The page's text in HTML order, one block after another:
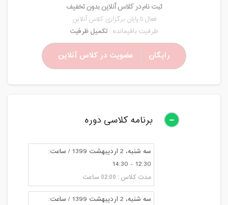
تخفیفهای مشارکتی
درباره ما
ثبت نام در کلاس آنلاین بدون تخفیف
فعال تا پایان برگزاری کلاس آنلاین
ظرفیت باقیمانده :تکمیل ظرفیت
رایگان عضویت در کلاس آنلاین
برنامه کلاسی دوره
سه شنبه، 2 اردیبهشت 1399 / ساعت:
12:30 - 14:30
مدت کلاس : 02:00 ساعت
سه شنبه، 2 اردیبهشت 1399 / ساعت: